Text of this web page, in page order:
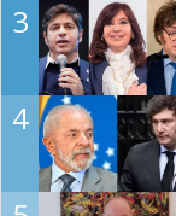
3
4